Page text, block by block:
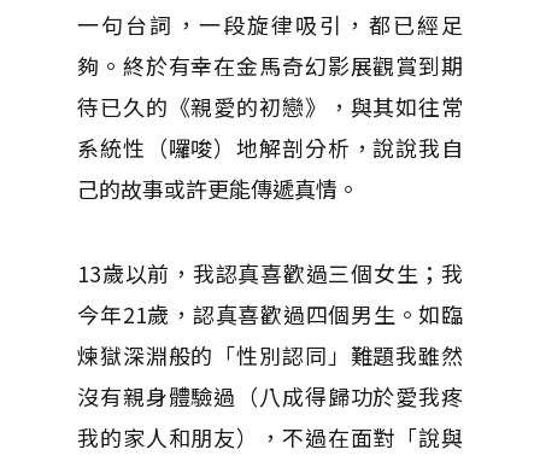
一句台詞，一段旋律吸引，都已經足
夠。終於有幸在金馬奇幻影展觀賞到期
待已久的《親愛的初戀》，與其如往常
系統性（囉唆）地解剖分析，說說我自
己的故事或許更能傳遞真情。
13歲以前，我認真喜歡過三個女生；我
今年21歲，認真喜歡過四個男生。如臨
煉獄深淵般的「性別認同」難題我雖然
沒有親身體驗過（八成得歸功於愛我疼
我的家人和朋友），不過在面對「說與